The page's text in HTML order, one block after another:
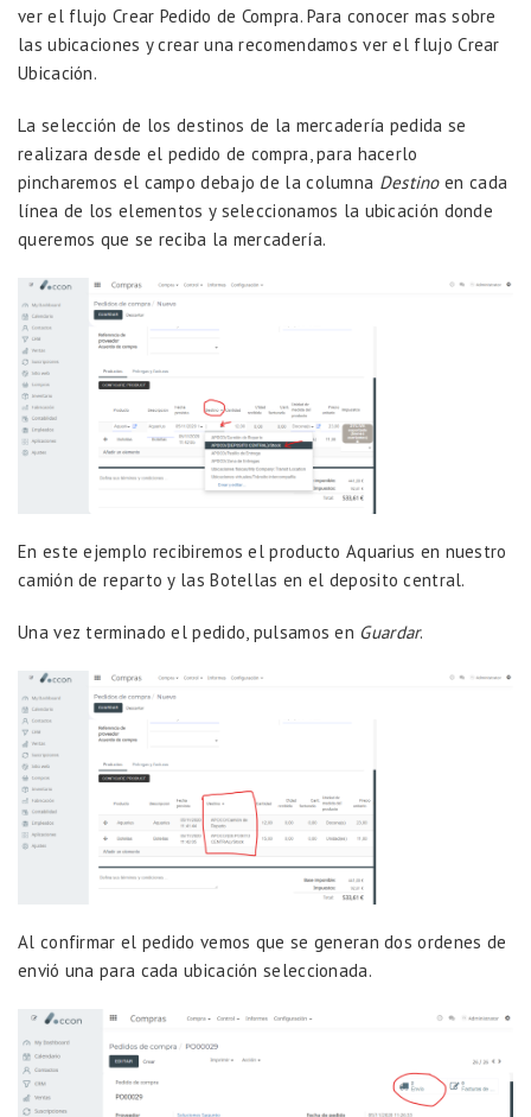
ver el flujo Crear Pedido de Compra.Para conocer mas sobre
las ubicaciones y crear una recomendamos ver el flujoCrear
Ubicación.
La selección de los destinos de la mercadería pedida se
realizara desde el pedido de compra, para hacerlo
pincharemos el campo debajo de la columna Destinoen cada
línea de los elementos y seleccionamos la ubicación donde
queremos que se reciba la mercadería.
En este ejemplo recibiremos el producto Aquarius en nuestro
camión de reparto y las Botellas en el deposito central.
Una vez terminado el pedido, pulsamos en Guardar.
Al confirmar el pedido vemos que se generan dos ordenes de
envió una para cada ubicación seleccionada.